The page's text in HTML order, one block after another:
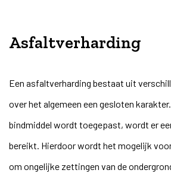
Asfaltverharding
Een asfaltverharding bestaat uit
over het algemeen een gesloten
bindmiddel wordt toegepast, wordt er
bereikt. Hierdoor wordt het mogelijk
om ongelijke zettingen van de